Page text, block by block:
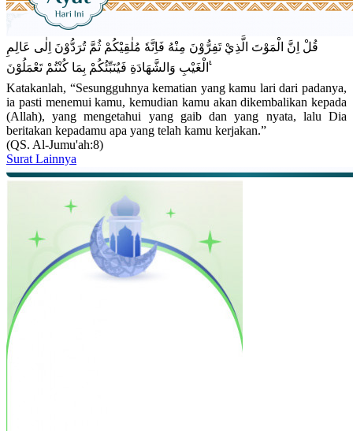
قُلْ اِنَّ الْمَوْتَ الَّذِيْ تَفِرُّوْنَ مِنْهُ فَاِنَّهٗ مُلٰقِيْكُمْ ثُمَّ تُرَدُّوْنَ اِلٰى عَالِمِ
الْغَيْبِ وَالشَّهَادَةِ فَيُنَبِّئُكُمْ بِمَا كُنْتُمْ تَعْمَلُوْنَ ࣖ
Katakanlah, “Sesungguhnya kematian yang kamu lari dari padanya,
ia pasti menemui kamu, kemudian kamu akan dikembalikan kepada
(Allah), yang mengetahui yang gaib dan yang nyata, lalu Dia
beritakan kepadamu apa yang telah kamu kerjakan.”
(QS. Al-Jumu'ah:8)
Surat Lainnya